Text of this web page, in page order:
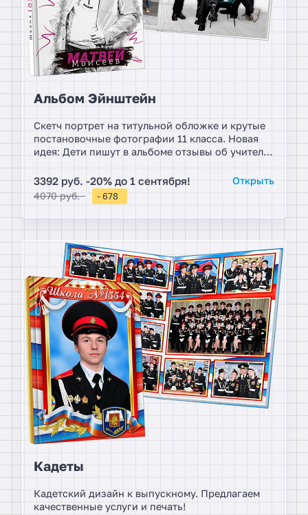
Альбом Эйнштейн
Скетч портрет на титульной обложке и крутые
постановочные фотографии 11 класса. Новая
идея: Дети пишут в альбоме отзывы об учителях
3392 руб. -20% до 1 сентября!
4070 руб. - 678
Открыть
Кадеты
Кадетский дизайн к выпускному. Предлагаем
качественные услуги и печать!